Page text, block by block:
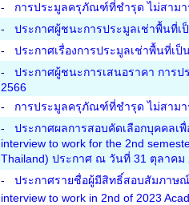
-
การประมูลครุภัณฑ์ที่ชำรุด ไม่สามา
-
ประกาศผู้ชนะการประมูลเช่าพื้นที่
-
ประกาศเรื่องการประมูลเช่าพื้นที่เ
-
ประกาศผู้ชนะการเสนอราคา การ
2566
-
การประมูลครุภัณฑ์ที่ชำรุด ไม่สามา
-
ประกาศผลการสอบคัดเลือกบุคคลเ
interview to work for the 2nd
Thailand) ประกาศ ณ วันที่ 31 ตุลาคม
-
ประกาศรายชื่อผู้มีสิทธิ์สอบสัมภาษณ์
interview to work in 2nd of 2023